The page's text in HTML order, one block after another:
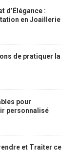
d’Élégance :
en Joaillerie
de pratiquer la
pour
personnalisé
et Traiter ce